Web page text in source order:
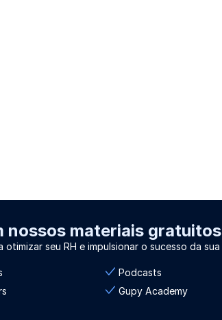
nossos materiais gratuitos
seu RH e impulsionar o sucesso da sua
Podcasts
Gupy Academy